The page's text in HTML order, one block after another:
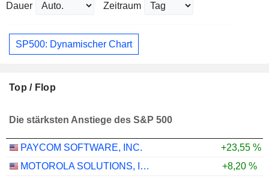
Dauer Zeitraum
SP500: Dynamischer Chart
Top / Flop
Die stärksten Anstiege des S&P 500
PAYCOM SOFTWARE, INC.
+23,55 %
MOTOROLA SOLUTIONS, INC.
+8,20 %